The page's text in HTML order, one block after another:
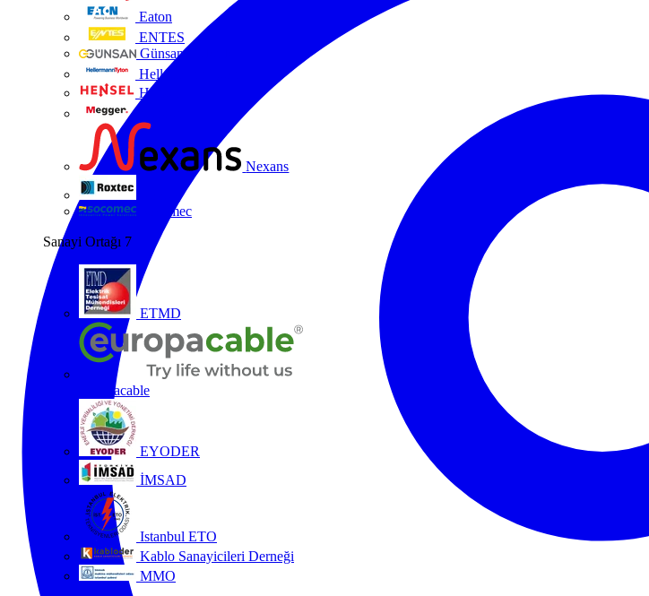
Eaton
ENTES
Günsan Elektrik
HellermannTyton
Hensel
Nexans
Socomec
Sanayi Ortağı 7
ETMD
Europacable
EYODER
İMSAD
Istanbul ETO
Kablo Sanayicileri Derneği
MMO